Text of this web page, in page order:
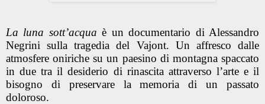
La luna sott’acqua è un documentario di Alessandro
Negrini sulla tragedia del Vajont. Un affresco dalle
atmosfere oniriche su un paesino di montagna spaccato
in due tra il desiderio di rinascita attraverso l’arte e il
bisogno di preservare la memoria di un passato
doloroso.